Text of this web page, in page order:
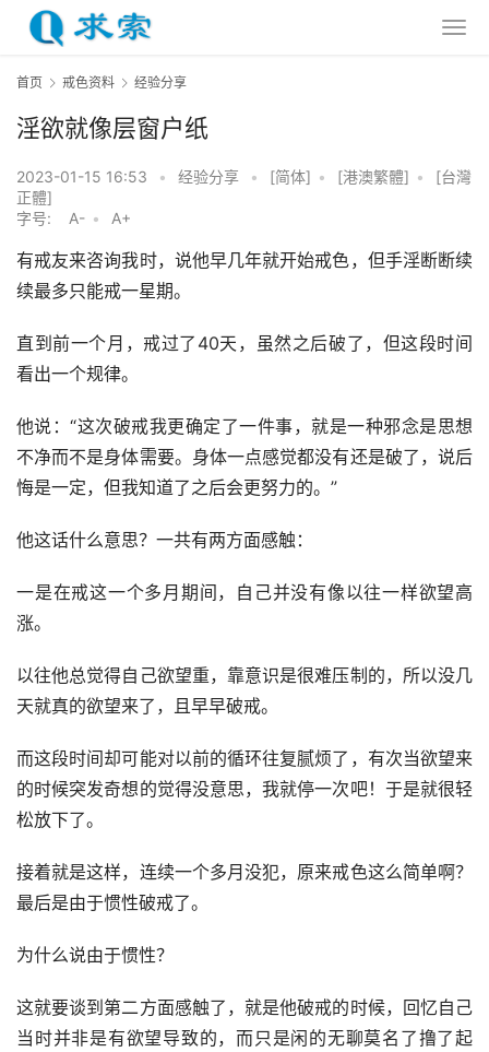
首页 戒色资料 经验分享
淫欲就像层窗户纸
2023-01-15 16:53 • 经验分享 • [简体] • [港澳繁體] •
[台灣
正體]
字号:
A- • A+
有戒友来咨询我时，说他早几年就开始戒色，但手淫断断续
续最多只能戒一星期。
直到前一个月，戒过了40天，虽然之后破了，但这段时间
看出一个规律。
他说：“这次破戒我更确定了一件事，就是一种邪念是思想
不净而不是身体需要。身体一点感觉都没有还是破了，说后
悔是一定，但我知道了之后会更努力的。”
他这话什么意思？一共有两方面感触：
一是在戒这一个多月期间，自己并没有像以往一样欲望高
涨。
以往他总觉得自己欲望重，靠意识是很难压制的，所以没几
天就真的欲望来了，且早早破戒。
而这段时间却可能对以前的循环往复腻烦了，有次当欲望来
的时候突发奇想的觉得没意思，我就停一次吧！于是就很轻
松放下了。
接着就是这样，连续一个多月没犯，原来戒色这么简单啊？
最后是由于惯性破戒了。
为什么说由于惯性？
这就要谈到第二方面感触了，就是他破戒的时候，回忆自己
当时并非是有欲望导致的，而只是闲的无聊莫名了撸了起